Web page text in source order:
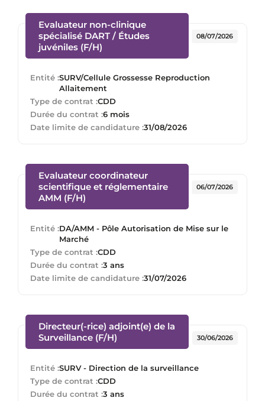
Evaluateur non-clinique
spécialisé DART / Études
juvéniles (F/H)
Entité :SURV/Cellule Grossesse Reproduction
Allaitement
Type de contrat :CDD
Durée du contrat :6 mois
08/07/2026
Date limite de candidature :31/08/2026
Evaluateur coordinateur
scientifique et réglementaire
AMM (F/H)
Entité :DA/AMM - Pôle Autorisation de Mise sur le
Marché
Type de contrat :CDD
Durée du contrat :3 ans
06/07/2026
Date limite de candidature :31/07/2026
Directeur(-rice) adjoint(e) de la
Surveillance (F/H)
Entité :SURV - Direction de la surveillance
Type de contrat :CDD
Durée du contrat :3 ans
30/06/2026